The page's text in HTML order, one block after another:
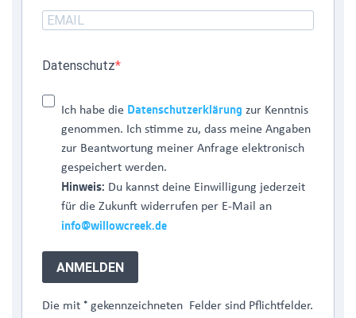
Datenschutz
Ich habe die Datenschutzerklärung zur Kenntnis
genommen. Ich stimme zu, dass meine Angaben
zur Beantwortung meiner Anfrage elektronisch
gespeichert werden.
Hinweis: Du kannst deine Einwilligung jederzeit
für die Zukunft widerrufen per E-Mail an
info@willowcreek.de
ANMELDEN
Die mit * gekennzeichneten Felder sind Pflichtfelder.